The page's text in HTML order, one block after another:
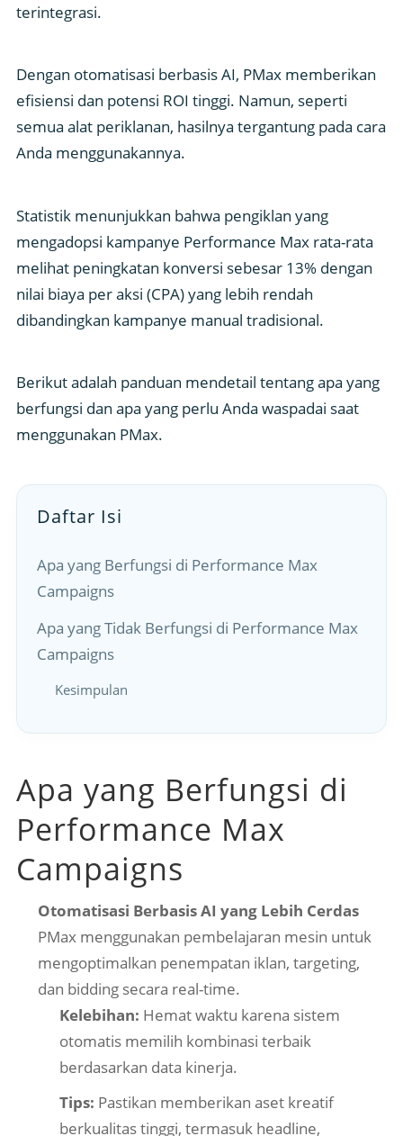
terintegrasi.
Dengan otomatisasi berbasis AI, PMax memberikan
efisiensi dan potensi ROI tinggi. Namun, seperti
semua alat periklanan, hasilnya tergantung pada cara
Anda menggunakannya.
Statistik menunjukkan bahwa pengiklan yang
mengadopsi kampanye Performance Max rata-rata
melihat peningkatan konversi sebesar 13% dengan
nilai biaya per aksi (CPA) yang lebih rendah
dibandingkan kampanye manual tradisional.
Berikut adalah panduan mendetail tentang apa yang
berfungsi dan apa yang perlu Anda waspadai saat
menggunakan PMax.
Daftar Isi
Apa yang Berfungsi di Performance Max
Campaigns
Apa yang Tidak Berfungsi di Performance Max
Campaigns
Kesimpulan
Apa yang Berfungsi di
Performance Max
Campaigns
Otomatisasi Berbasis AI yang Lebih Cerdas
PMax menggunakan pembelajaran mesin untuk
mengoptimalkan penempatan iklan, targeting,
dan bidding secara real-time.
Kelebihan: Hemat waktu karena sistem
otomatis memilih kombinasi terbaik
berdasarkan data kinerja.
Tips: Pastikan memberikan aset kreatif
berkualitas tinggi, termasuk headline,